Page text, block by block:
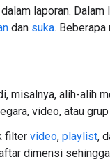
laporan. Dalam
dan suka. Beberapa
misalnya, alih-alih
video, atau
filter video, playlist,
dimensi